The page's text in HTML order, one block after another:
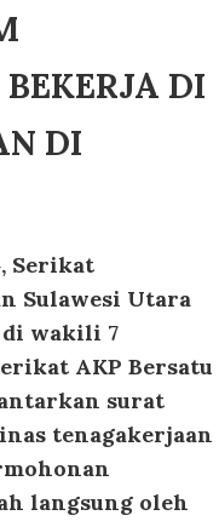
DI
DI
Serikat
Sulawesi Utara
di wakili 7
AKP Bersatu
surat
tenagakerjaan
langsung oleh